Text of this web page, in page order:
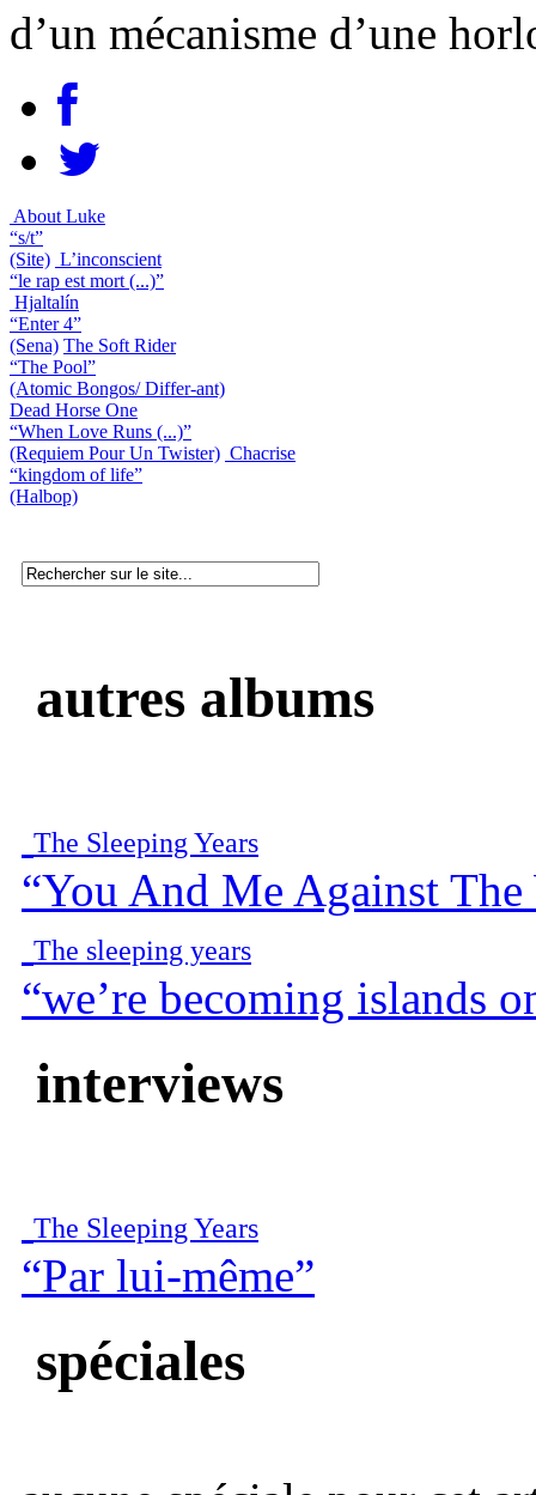
d’un mécanisme d’une
About Luke
“s/t”
(Site) L’inconscient
“le rap est mort (...)”
Hjaltalín
“Enter 4”
(Sena) The Soft Rider
“The Pool”
(Atomic Bongos/ Differ-ant)
Dead Horse One
“When Love Runs (...)”
(Requiem Pour Un Twister) Chacrise
“kingdom of life”
(Halbop)
autres albums
The Sleeping Years
“You And Me Against
The sleeping years
“we’re becoming islands
interviews
The Sleeping Years
“Par lui-même”
spéciales